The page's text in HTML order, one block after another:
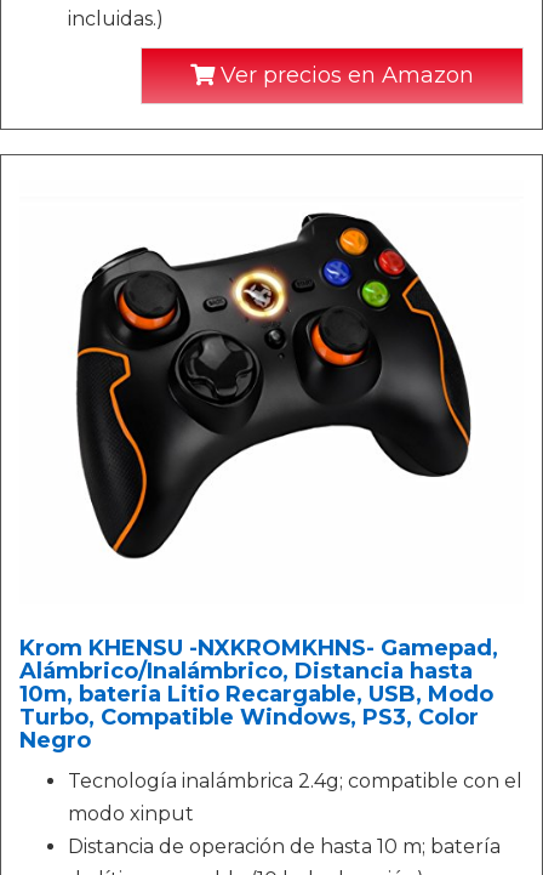
incluidas.)
Ver precios en Amazon
Krom KHENSU -NXKROMKHNS- Gamepad,
Alámbrico/Inalámbrico, Distancia hasta
10m, bateria Litio Recargable, USB, Modo
Turbo, Compatible Windows, PS3, Color
Negro
Tecnología inalámbrica 2.4g; compatible con el
modo xinput
Distancia de operación de hasta 10 m; batería